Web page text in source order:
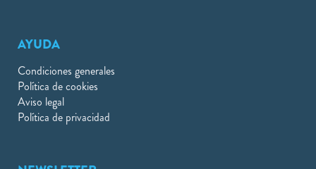
AYUDA
Condiciones generales
Política de cookies
Aviso legal
Política de privacidad